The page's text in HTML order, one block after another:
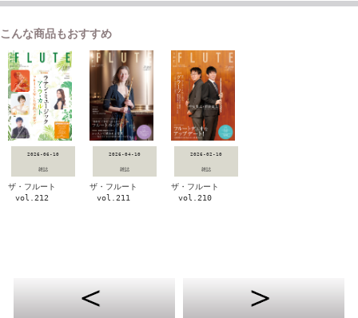
こんな商品もおすすめ
2026-06-10
雑誌
ザ・フルート
vol.212
2026-04-10
雑誌
ザ・フルート
vol.211
2026-02-10
雑誌
ザ・フルート
vol.210